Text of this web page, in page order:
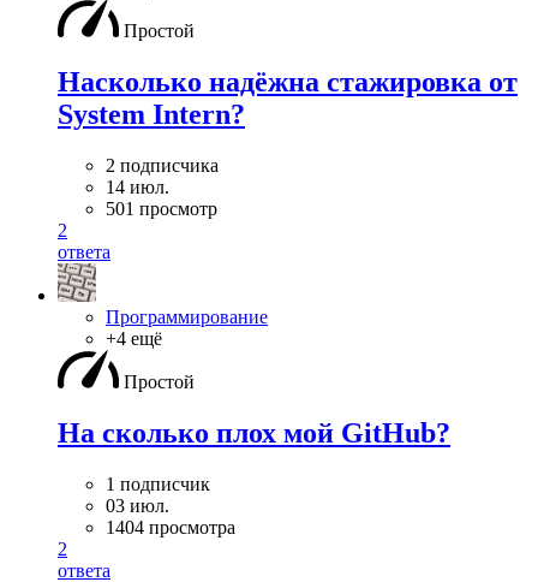
Простой
Насколько надёжна стажировка от
System Intern?
2 подписчика
14 июл.
501 просмотр
2
ответа
Программирование
+4 ещё
Простой
На сколько плох мой GitHub?
1 подписчик
03 июл.
1404 просмотра
2
ответа